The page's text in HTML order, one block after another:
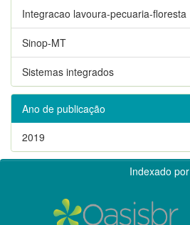
Integracao lavoura-pecuaria-floresta
Sinop-MT
Sistemas integrados
Ano de publicação
2019
Indexado por